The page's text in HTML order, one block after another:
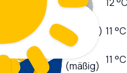
hoch)
L/m² 7 (hoch) 11 °C
0,0L/m²
(mäßig) 11 °C